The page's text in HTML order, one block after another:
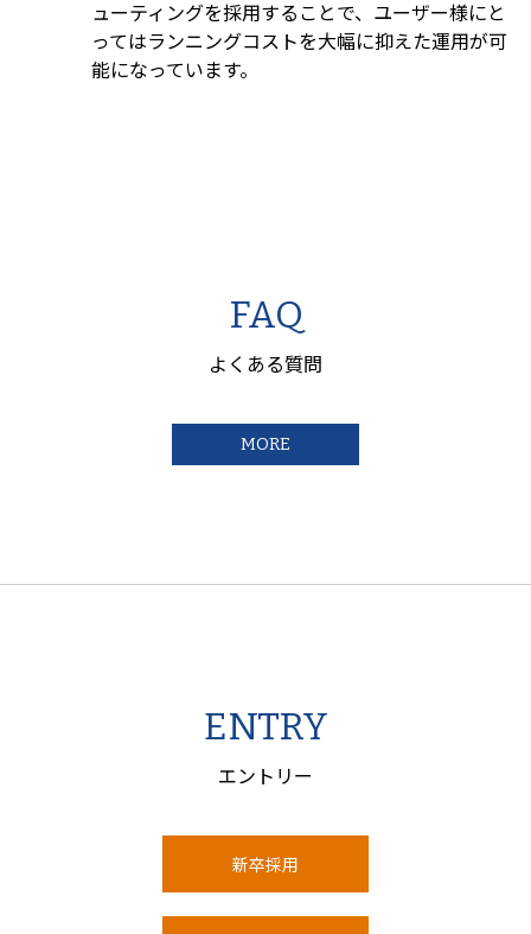
ューティングを採用することで、ユーザー様にと
ってはランニングコストを大幅に抑えた運用が可
能になっています。
FAQ
よくある質問
MORE
ENTRY
エントリー
新卒採用